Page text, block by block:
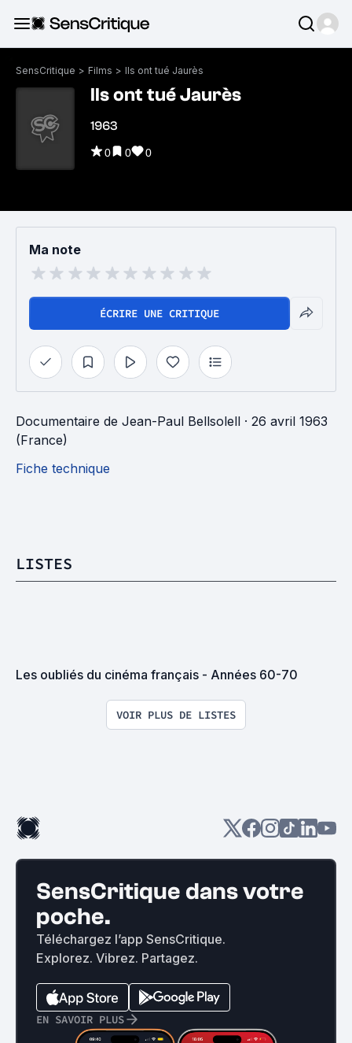
SensCritique > Films > Ils ont tué Jaurès
Ils ont tué Jaurès
1963
0 0 0
Ma note
ÉCRIRE UNE CRITIQUE
Documentaire de Jean-Paul Bellsolell · 26 avril 1963
(France)
Fiche technique
LISTES
Les oubliés du cinéma français - Années 60-70
VOIR PLUS DE LISTES
SensCritique dans votre
poche.
Téléchargez l’app SensCritique.
Explorez. Vibrez. Partagez.
EN SAVOIR PLUS